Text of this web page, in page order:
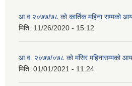
आ.व २०७७/७८ को कार्तिक महिना सम्मको
मिति: 11/26/2020 - 15:12
आ.व. २०७७/०७८ को मंसिर महिनासम्मको
मिति: 01/01/2021 - 11:24